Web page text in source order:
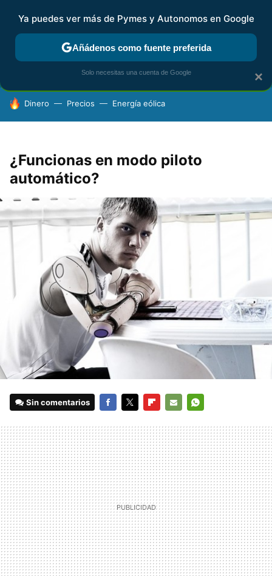
FISCALIDAD Y CONTABILIDAD KIT DIGITAL RENTA
HOY SE HABLA DE
Dinero Precios Energía eólica
¿Funcionas en modo piloto
automático?
Sin comentarios
MAIL
×
Ya puedes ver más de Pymes y Autonomos en Google
Añádenos como fuente preferida
Solo necesitas una cuenta de Google